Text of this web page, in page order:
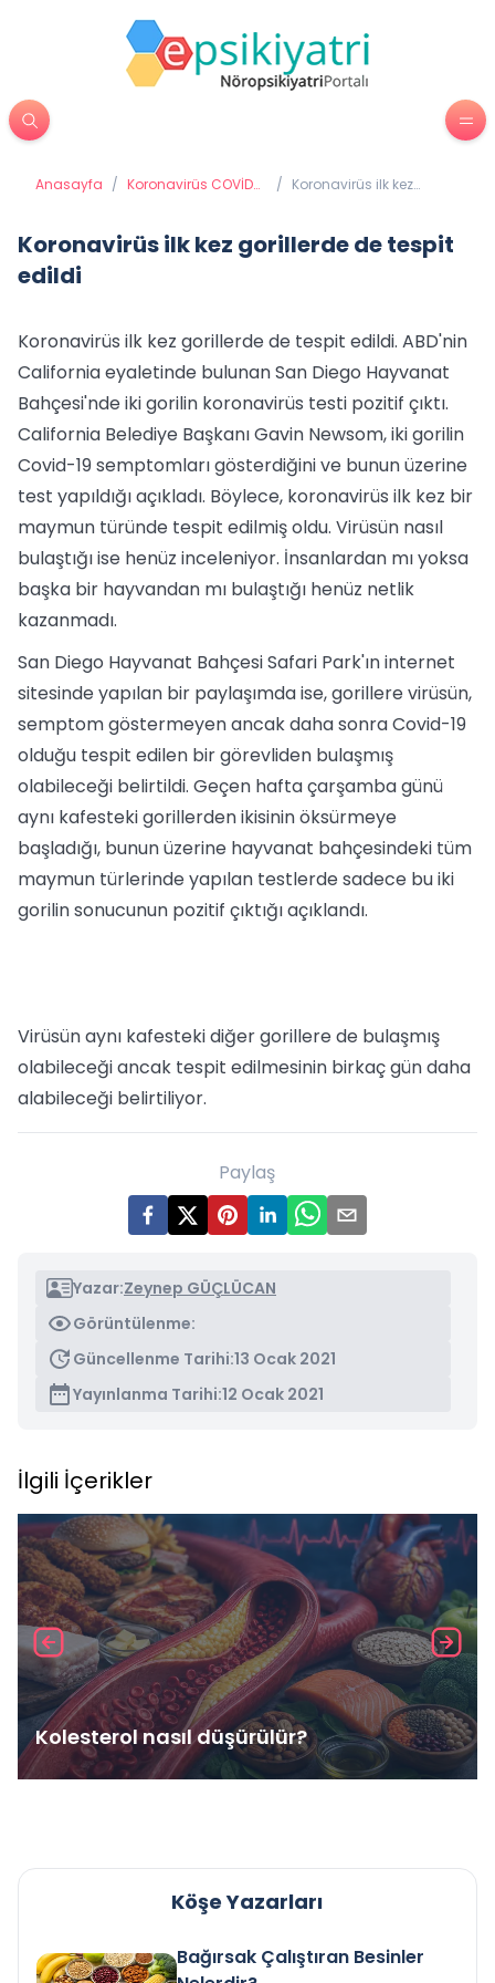
Anasayfa / Koronavirüs COVİD
/ Koronavirüs ilk kez
Koronavirüs ilk kez gorillerde de tespit
edildi
Koronavirüs ilk kez gorillerde de tespit edildi. ABD'nin
California eyaletinde bulunan San Diego Hayvanat
Bahçesi'nde iki gorilin koronavirüs testi pozitif çıktı.
California Belediye Başkanı Gavin Newsom, iki gorilin
Covid-19 semptomları gösterdiğini ve bunun üzerine
test yapıldığı açıkladı. Böylece, koronavirüs ilk kez bir
maymun türünde tespit edilmiş oldu. Virüsün nasıl
bulaştığı ise henüz inceleniyor. İnsanlardan mı yoksa
başka bir hayvandan mı bulaştığı henüz netlik
kazanmadı.
San Diego Hayvanat Bahçesi Safari Park'ın internet
sitesinde yapılan bir paylaşımda ise, gorillere virüsün,
semptom göstermeyen ancak daha sonra Covid-19
olduğu tespit edilen bir görevliden bulaşmış
olabileceği belirtildi. Geçen hafta çarşamba günü
aynı kafesteki gorillerden ikisinin öksürmeye
başladığı, bunun üzerine hayvanat bahçesindeki tüm
maymun türlerinde yapılan testlerde sadece bu iki
gorilin sonucunun pozitif çıktığı açıklandı.
Virüsün aynı kafesteki diğer gorillere de bulaşmış
olabileceği ancak tespit edilmesinin birkaç gün daha
alabileceği belirtiliyor.
Paylaş
Yazar:Zeynep GÜÇLÜCAN
Görüntülenme:
Güncellenme Tarihi:13 Ocak 2021
Yayınlanma Tarihi:12 Ocak 2021
İlgili İçerikler
Kolesterol nasıl düşürülür?
Köşe Yazarları
Bağırsak Çalıştıran Besinler